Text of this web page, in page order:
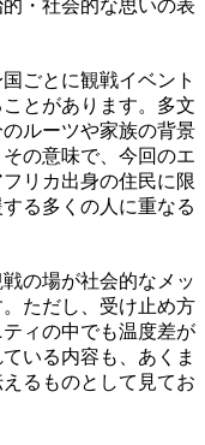
・社会的な思いの表
ごとに観戦イベント
とがあります。多文
ルーツや家族の背景
の意味で、今回のエ
リカ出身の住民に限
る多くの人に重なる
の場が社会的なメッ
ただし、受け止め方
ィの中でも温度差が
いる内容も、あくま
るものとして見てお